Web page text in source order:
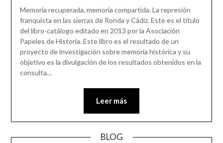
Memoria recuperada, memoria compartida. La represión
franquista en las sierras de Ronda y Cádiz. Este es el título
del libro-catálogo editado en 2013 por la Asociación
Papeles de Historia. Este libro es el resultado de un
proyecto de investigación sobre memoria histórica y su
objetivo es la divulgación de los resultados obtenidos en la
consulta…
Leer más
BLOG